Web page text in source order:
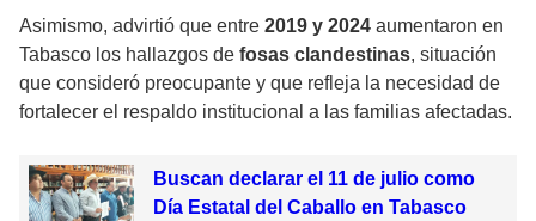
Asimismo, advirtió que entre 2019 y 2024 aumentaron en
Tabasco los hallazgos de fosas clandestinas, situación
que consideró preocupante y que refleja la necesidad de
fortalecer el respaldo institucional a las familias afectadas.
Buscan declarar el 11 de julio como
Día Estatal del Caballo en Tabasco